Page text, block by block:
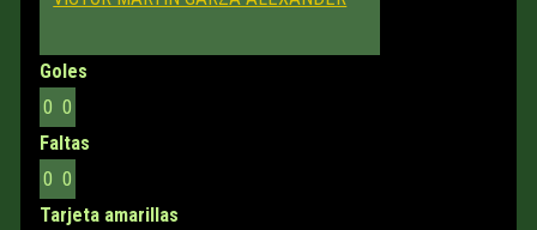
Goles
0 0
Faltas
0 0
Tarjeta amarillas